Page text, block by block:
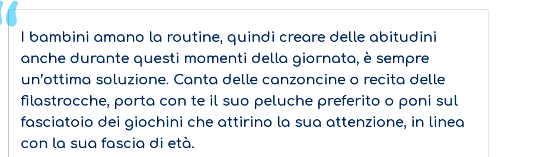
I bambini amano la routine, quindi creare delle abitudini
anche durante questi momenti della giornata, è sempre
un’ottima soluzione. Canta delle canzoncine o recita delle
filastrocche, porta con te il suo peluche preferito o poni sul
fasciatoio dei giochini che attirino la sua attenzione, in linea
con la sua fascia di età.